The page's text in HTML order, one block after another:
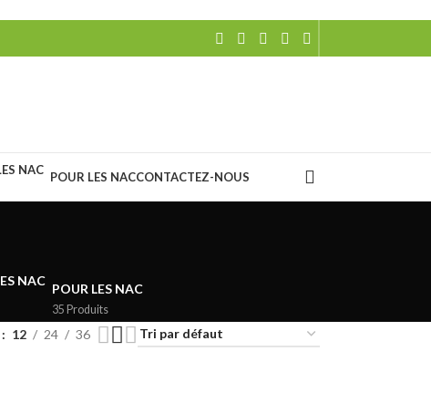
POUR LES NACCONTACTEZ-NOUS
POUR LES NAC
35 Produits
12 24 36